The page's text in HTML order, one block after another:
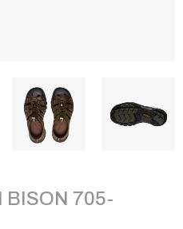
BISON 705-